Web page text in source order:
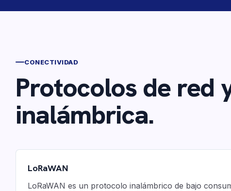
CONECTIVIDAD
Protocolos de red
inalámbrica.
LoRaWAN
LoRaWAN es un protocolo inalámbrico de bajo